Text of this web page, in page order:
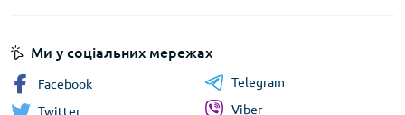
Ми у соціальних мережах
Facebook
Twitter
Telegram
Viber